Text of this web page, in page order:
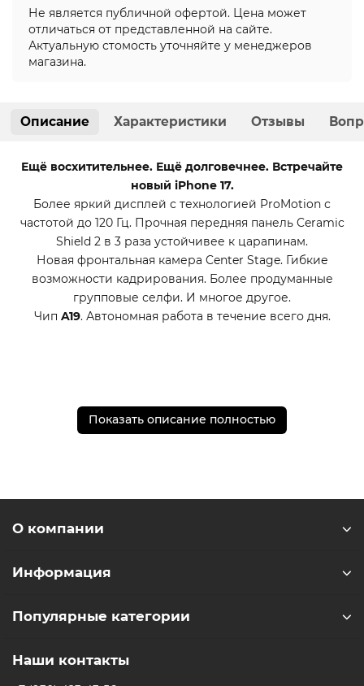
Не является публичной офертой. Цена может
отличаться от представленной на сайте.
Актуальную стомость уточняйте у менеджеров
магазина.
Описание Характеристики Отзывы
Ещё восхитительнее. Ещё долговечнее. Встречайте
новый iPhone 17.
Более яркий дисплей с технологией ProMotion с
частотой до 120 Гц. Прочная передняя панель Ceramic
Shield 2 в 3 раза устойчивее к царапинам.
Новая фронтальная камера Center Stage. Гибкие
возможности кадрирования. Более продуманные
групповые селфи. И многое другое.
Чип A19. Автономная работа в течение всего дня.
* - Актуальную стоимость и наличие товара, а также
порядок доставки и оплаты необходимо уточнять у
магазин приложений (RuStore)
Показать описание полностью
О компании
Информация
Популярные категории
Наши контакты